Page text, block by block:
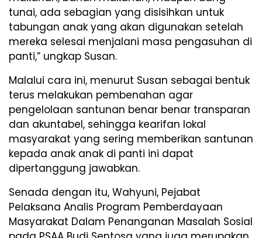
tunai, ada sebagian yang disisihkan untuk
tabungan anak yang akan digunakan setelah
mereka selesai menjalani masa pengasuhan di
panti,” ungkap Susan.
Malalui cara ini, menurut Susan sebagai bentuk
terus melakukan pembenahan agar
pengelolaan santunan benar benar transparan
dan akuntabel, sehingga kearifan lokal
masyarakat yang sering memberikan santunan
kepada anak anak di panti ini dapat
dipertanggung jawabkan.
Senada dengan itu, Wahyuni, Pejabat
Pelaksana Analis Program Pemberdayaan
Masyarakat Dalam Penanganan Masalah Sosial